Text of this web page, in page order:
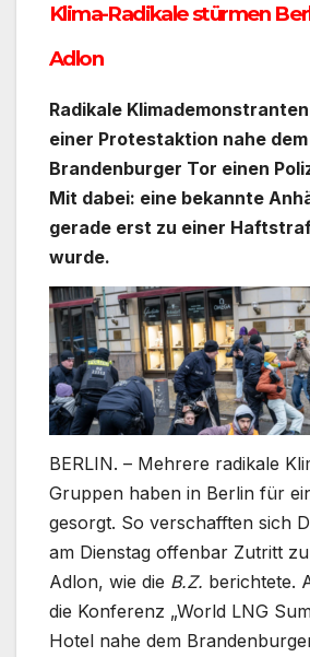
Klima-Radikale stürmen
Adlon
Radikale
einer Protestaktion nahe dem
Brandenburger Tor einen
Mit dabei: eine bekannte
gerade erst zu einer
wurde.
BERLIN. – Mehrere radikale
Gruppen haben in Berlin für
gesorgt. So verschafften sich
am Dienstag offenbar Zutritt
Adlon, wie die B.Z. berichtete.
die Konferenz „World LNG
Hotel nahe dem